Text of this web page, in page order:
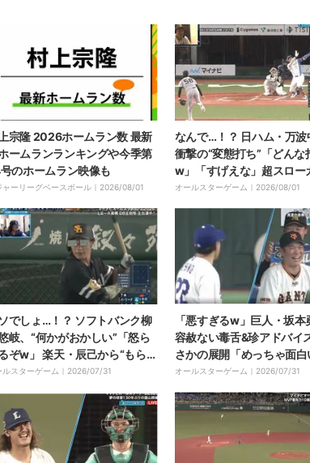
宗隆 2026ホームラン数 最新
ームランランキングや今季第
のホームラン映像も
ャーリーグベースボール｜ 2026/08/01
なんで…！？ 日ハム・万波
衝撃の“変態打ち”「どんな
w」「すげえな」超スロー
→とんでもない体勢で“爆速
オールスターゲーム｜ 2026/08/01
でしょ…！？ ソフトバンク柳
岐、“何かがおかしい”「怒ら
ぞw」 楽天・辰己から“もらい
”…ファン大爆笑「似合ってる
ルスターゲーム｜ 2026/07/31
「悪すぎるw」巨人・坂本
容赦ない毒舌&珍アドバイ
さかの展開「めっちゃ面白
「仲良すぎ」中日・大野が
オールスターゲーム｜ 2026/07/31